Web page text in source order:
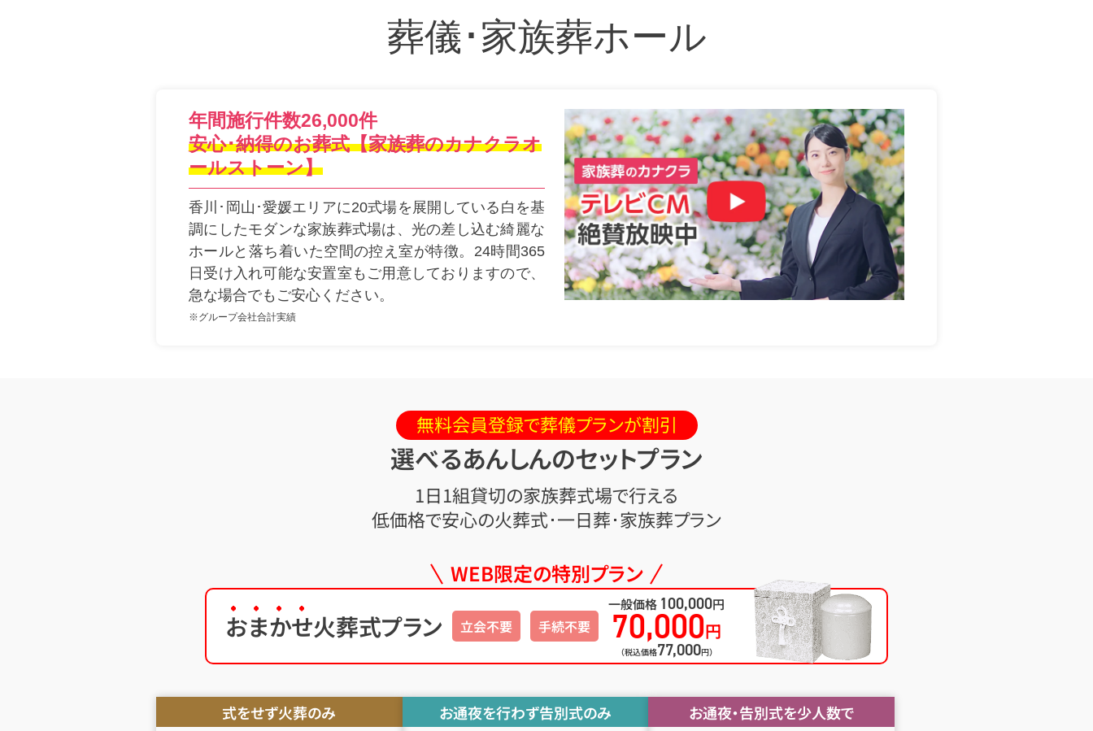
葬儀･家族葬ホール
年間施行件数26,000件
安心･納得のお葬式【家族葬のカナクラオ
ールストーン】
香川･岡山･愛媛エリアに20式場を展開している白を基
調にしたモダンな家族葬式場は、光の差し込む綺麗な
ホールと落ち着いた空間の控え室が特徴。24時間365
日受け入れ可能な安置室もご用意しておりますので、
急な場合でもご安心ください。
※グループ会社合計実績
無料会員登録で葬儀プランが割引
選べるあんしんのセットプラン
1日1組貸切の家族葬式場で行える
低価格で安心の火葬式･一日葬･家族葬プラン
WEB限定の特別プラン
おまかせ火葬式プラン 立会不要 手続不要
一般価格 100,000円
70,000円
（税込価格77,000円）
式をせず火葬のみ お通夜を行わず告別式のみ お通夜・告別式を少人数で